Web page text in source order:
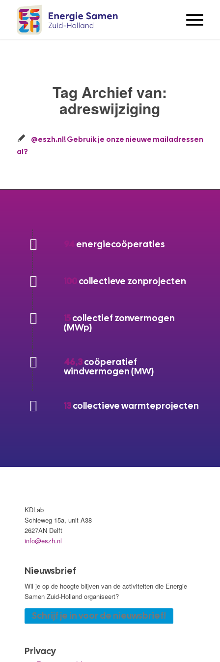
Tag Archief van:
adreswijziging
@eszh.nl! Gebruik je onze nieuwe mailadressen
al?
energiecoöperaties
100collectieve zonprojecten
15collectief zonvermogen
(MWp)
46,3coöperatief
windvermogen (MW)
13collectieve warmteprojecten
KDLab
Schieweg 15a, unit A38
2627AN Delft
info@eszh.nl
Nieuwsbrief
Wil je op de hoogte blijven van de activiteiten die Energie
Samen Zuid-Holland organiseert?
Schrijf je in voor de nieuwsbrief!
Privacy